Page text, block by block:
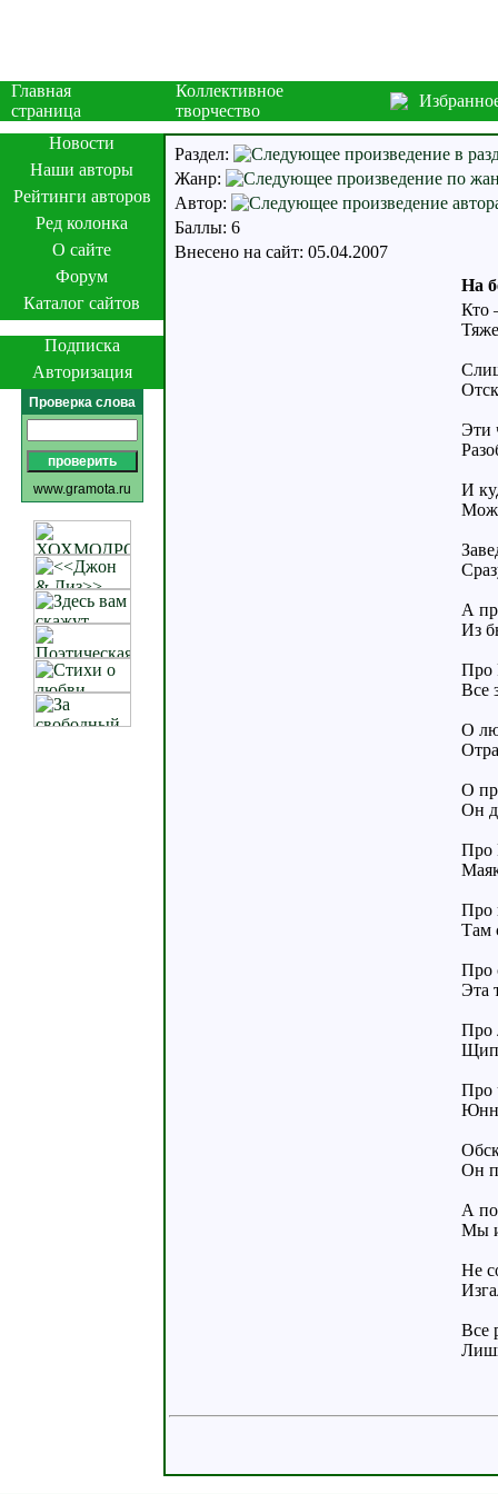
Главная
страница
Коллективное
творчество
Новости
Наши авторы
Рейтинги авторов
Ред колонка
О сайте
Форум
Каталог сайтов
Подписка
Авторизация
Проверка слова
www.gramota.ru
Раздел:
Жанр:
Автор:
Баллы: 6
Внесено на сайт: 05.04.2007
На
Кто
Эти
И
А
Из
Про
Все
О
О
Он
Про
Про
Там
Про
Эта
Про
Про
Он
А
Мы
Не
Все